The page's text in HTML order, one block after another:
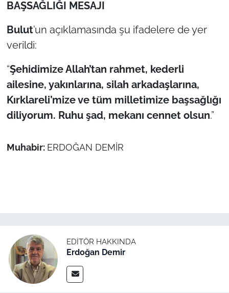
BAŞSAĞLIĞI MESAJI
Bulut’un açıklamasında şu ifadelere de yer
verildi:
“Şehidimize Allah’tan rahmet, kederli
ailesine, yakınlarına, silah arkadaşlarına,
Kırklareli’mize ve tüm milletimize başsağlığı
diliyorum. Ruhu şad, mekanı cennet olsun.”
Muhabir: ERDOĞAN DEMİR
EDITÖR HAKKINDA
Erdoğan Demir